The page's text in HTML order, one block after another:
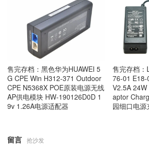
售完存档：黑色华为HUAWEI 5
G CPE Win H312-371 Outdoor
CPE N5368X POE原装电源无线
AP供电模块 HW-190126D0D 1
9v 1.26A电源适配器
售完存档
76-01
V2.5A
aptor
园细口电源
留言 抢沙发